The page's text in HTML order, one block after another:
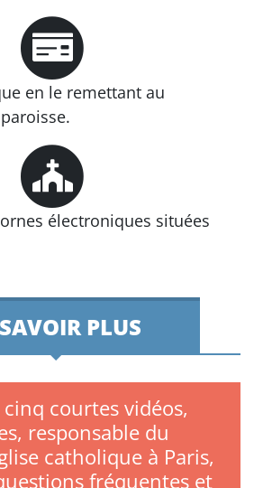
en le remettant au
électroniques situées
PLUS
courtes vidéos,
responsable du
catholique à Paris,
fréquentes et